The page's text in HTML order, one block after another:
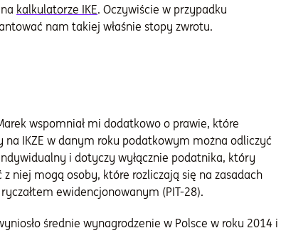
kalkulatorze IKE. Oczywiście w przypadku
nam takiej właśnie stopy zwrotu.
wspomniał mi dodatkowo o prawie, które
na IKZE w danym roku podatkowym można odliczyć
i dotyczy wyłącznie podatnika, który
niej mogą osoby, które rozliczają się na zasadach
ewidencjonowanym (PIT-28).
średnie wynagrodzenie w Polsce w roku 2014 i